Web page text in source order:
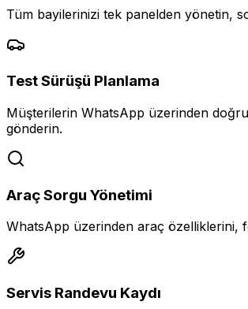
Tüm bayilerinizi tek panelden yönetin,
Test Sürüşü Planlama
Müşterilerin WhatsApp üzerinden
gönderin.
Araç Sorgu Yönetimi
WhatsApp üzerinden araç özelliklerini,
Servis Randevu Kaydı